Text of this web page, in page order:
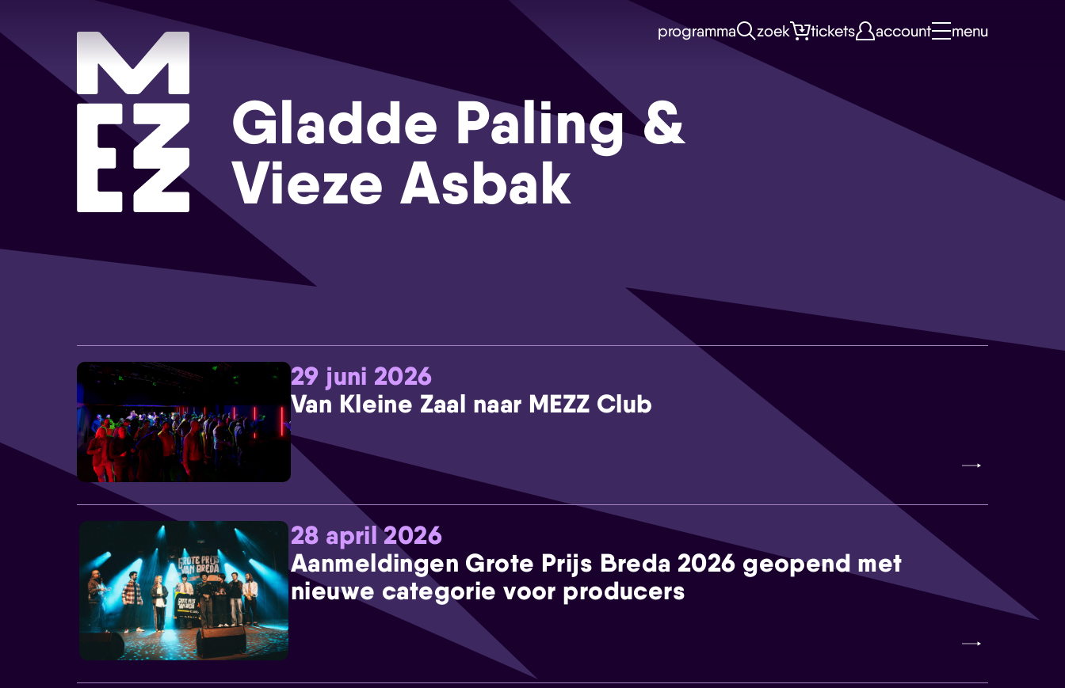
programma zoek tickets account menu
Gladde Paling &
Vieze Asbak
29 juni 2026
Van Kleine Zaal naar MEZZ Club
28 april 2026
Aanmeldingen Grote Prijs Breda 2026 geopend met
nieuwe categorie voor producers